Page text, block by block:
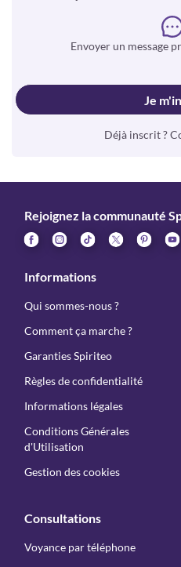
Envoyer un message
Je
Déjà inscrit ?
Rejoignez la communauté
Informations
Qui sommes-nous ?
Comment ça marche ?
Garanties Spiriteo
Règles de confidentialité
Informations légales
Conditions Générales
d'Utilisation
Gestion des cookies
Consultations
Voyance par téléphone